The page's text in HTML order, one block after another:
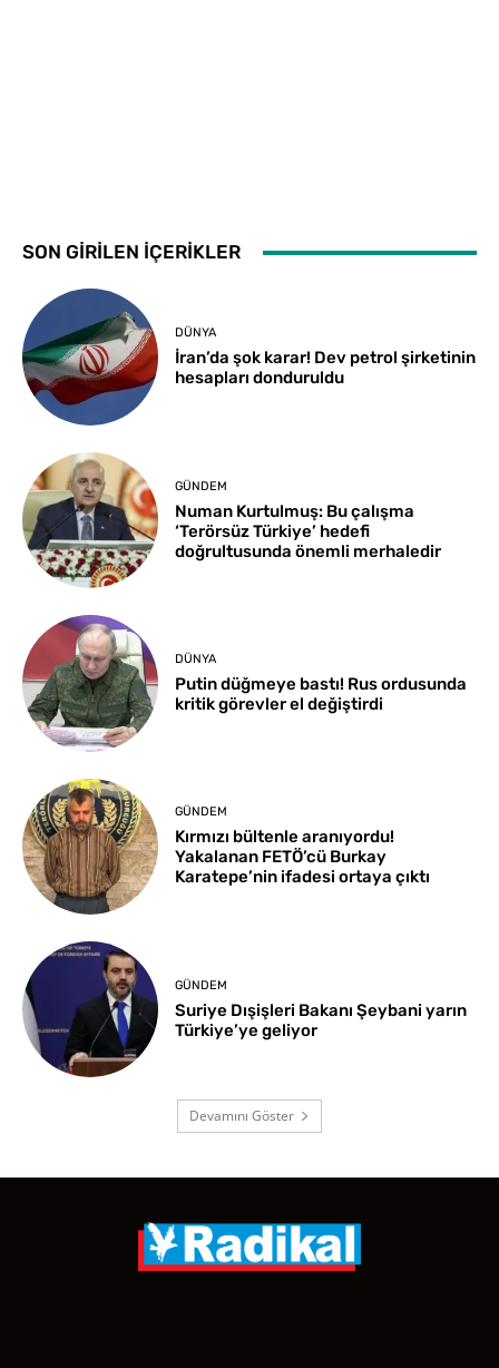
SON GİRİLEN İÇERİKLER
DÜNYA
İran’da şok karar! Dev petrol şirketinin
hesapları donduruldu
GÜNDEM
Numan Kurtulmuş: Bu çalışma
‘Terörsüz Türkiye’ hedefi
doğrultusunda önemli merhaledir
DÜNYA
Putin düğmeye bastı! Rus ordusunda
kritik görevler el değiştirdi
GÜNDEM
Kırmızı bültenle aranıyordu!
Yakalanan FETÖ’cü Burkay
Karatepe’nin ifadesi ortaya çıktı
GÜNDEM
Suriye Dışişleri Bakanı Şeybani yarın
Türkiye’ye geliyor
Devamını Göster